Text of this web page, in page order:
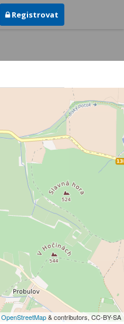
Registrovat
OpenStreetMap& contributors, CC-BY-SA